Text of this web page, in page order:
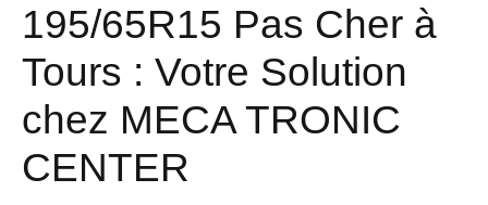
195/65R15 Pas Cher à
Tours : Votre Solution
chez MECA TRONIC
CENTER